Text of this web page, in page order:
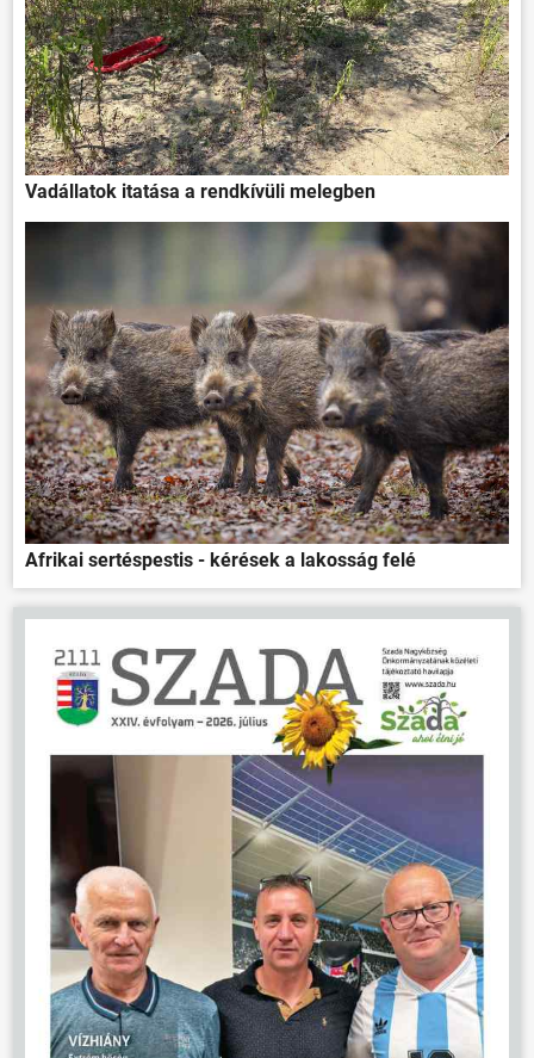
ÖNKORMÁNYZAT
ÜGYINTÉZÉS
KÖZÖSSÉG
HÍREK
VÁLASZTÁSOK
Vadállatok itatása a rendkívüli melegben
Afrikai sertéspestis - kérések a lakosság felé